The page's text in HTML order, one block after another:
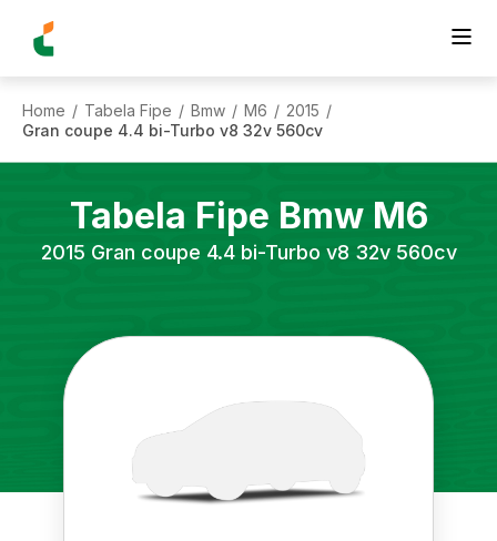
Home / Tabela Fipe / Bmw / M6 / 2015 /
Gran coupe 4.4 bi-Turbo v8 32v 560cv
Tabela Fipe Bmw M6
2015 Gran coupe 4.4 bi-Turbo v8 32v 560cv